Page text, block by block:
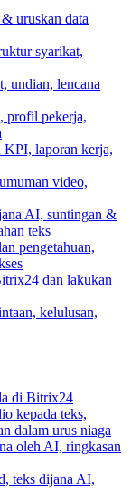
uruskan data
syarikat,
undian, lencana
profil pekerja,
KPI, laporan kerja,
video,
AI, suntingan &
teks
pengetahuan,
dan lakukan
kelulusan,
di Bitrix24
kepada teks,
dalam urus niaga
oleh AI, ringkasan
teks dijana AI,